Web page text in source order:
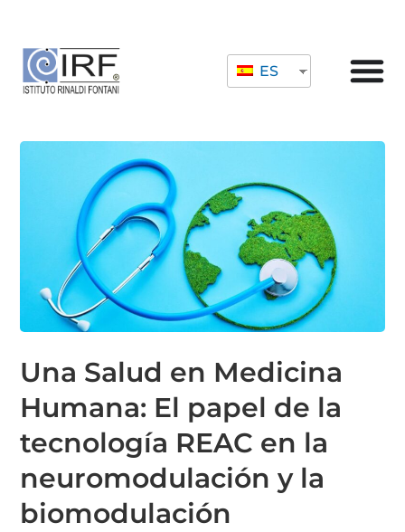
ES
Una Salud en Medicina
Humana: El papel de la
tecnología REAC en la
neuromodulación y la
biomodulación